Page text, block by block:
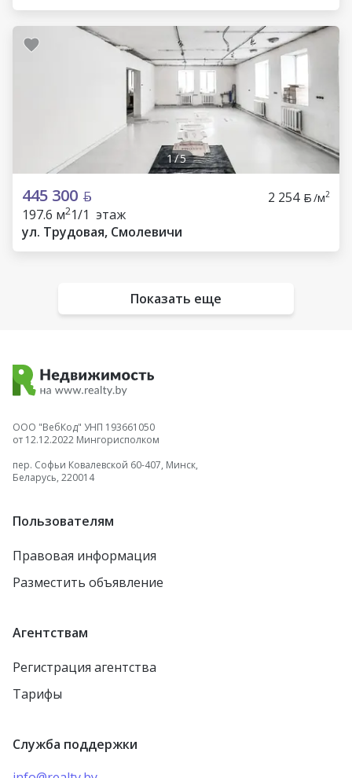
1/5
445 300 2 254 /м2
197.6 м21/1 этаж
ул. Трудовая, Смолевичи
Показать еще
ООО "ВебКод" УНП 193661050
от 12.12.2022 Мингорисполком
пер. Софьи Ковалевской 60-407, Минск,
Беларусь, 220014
Пользователям
Правовая информация
Разместить объявление
Агентствам
Регистрация агентства
Тарифы
Служба поддержки